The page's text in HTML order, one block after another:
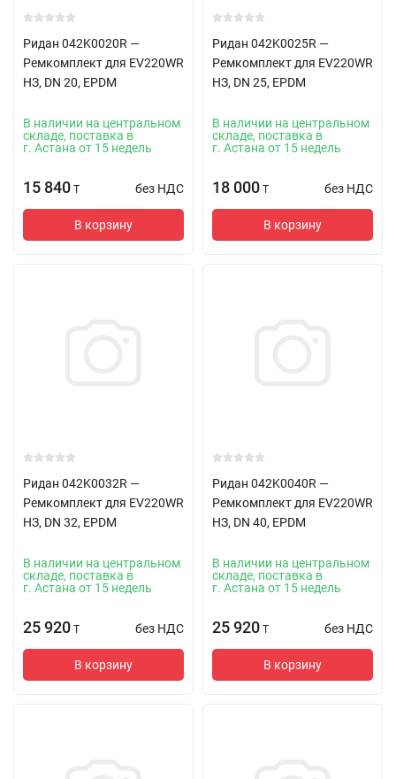
Ридан 042K0020R —
Ремкомплект для EV220WR
НЗ, DN 20, EPDM
В наличии на центральном
складе, поставка в
г. Астана от 15 недель
15 840 T без НДС
В корзину
Ридан 042K0025R —
Ремкомплект для EV220WR
НЗ, DN 25, EPDM
В наличии на центральном
складе, поставка в
г. Астана от 15 недель
18 000 T без НДС
В корзину
Ридан 042K0032R —
Ремкомплект для EV220WR
НЗ, DN 32, EPDM
В наличии на центральном
складе, поставка в
г. Астана от 15 недель
25 920 T без НДС
В корзину
Ридан 042K0040R —
Ремкомплект для EV220WR
НЗ, DN 40, EPDM
В наличии на центральном
складе, поставка в
г. Астана от 15 недель
25 920 T без НДС
В корзину